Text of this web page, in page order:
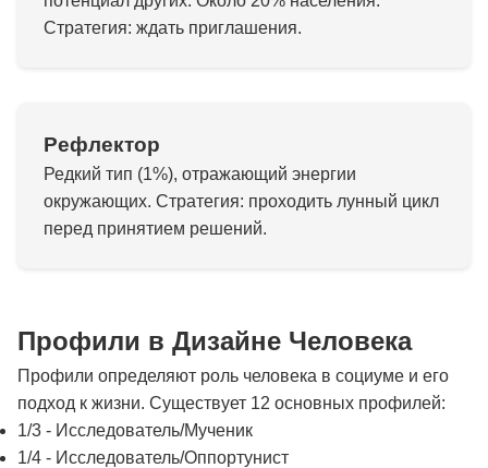
Стратегия: ждать приглашения.
Рефлектор
Редкий тип (1%), отражающий энергии
окружающих. Стратегия: проходить лунный цикл
перед принятием решений.
Профили в Дизайне Человека
Профили определяют роль человека в социуме и его
подход к жизни. Существует 12 основных профилей:
1/3 - Исследователь/Мученик
1/4 - Исследователь/Оппортунист